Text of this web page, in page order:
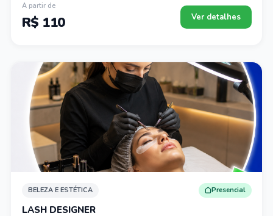
A partir de
R$ 110 Ver detalhes
BELEZA E ESTÉTICA Presencial
LASH DESIGNER